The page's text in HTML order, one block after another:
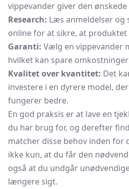
vippevander giver den
Research: Læs anmeldelser og
online for at sikre, at
Garanti: Vælg en vippevander
hvilket kan spare
Kvalitet over kvantitet: Det
investere i en dyrere model,
fungerer bedre.
En god praksis er at lave en
du har brug for, og derefter
matcher disse behov inden for
ikke kun, at du får den
også at du undgår
længere sigt.